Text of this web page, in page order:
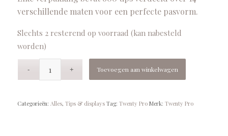
verschillende maten voor een perfecte pasvorm.
Slechts 2 resterend op voorraad (kan nabesteld
worden)
Toevoegen aan winkelwagen
Categorieën: Alles, Tips & displays Tag: Twenty Pro Merk: Twenty Pro